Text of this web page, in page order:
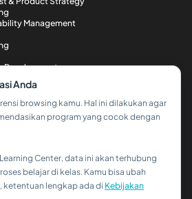
kamu butuh bantuan,
Management
Development
Anda
browsing kamu. Hal ini dilakukan agar
program yang cocok dengan
Center, data ini akan terhubung
belajar di kelas. Kamu bisa ubah
ketentuan lengkap ada di Kebijakan